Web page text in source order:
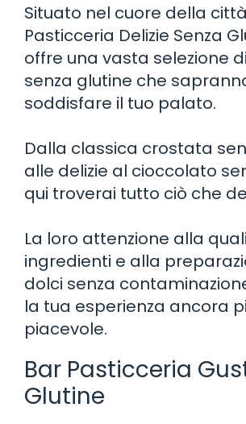
Situato nel cuore della
Pasticceria Delizie Senza
offre una vasta selezione
senza glutine che
soddisfare il tuo palato.
Dalla classica crostata
alle delizie al cioccolato
qui troverai tutto ciò che
La loro attenzione alla
ingredienti e alla
dolci senza
la tua esperienza ancora
piacevole.
Bar Pasticceria
Glutine